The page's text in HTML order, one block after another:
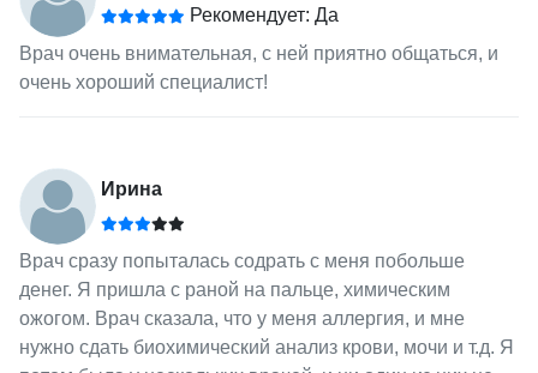
Рекомендует: Да
Врач очень внимательная, с ней приятно общаться, и
очень хороший специалист!
Ирина
Врач сразу попыталась содрать с меня побольше
денег. Я пришла с раной на пальце, химическим
ожогом. Врач сказала, что у меня аллергия, и мне
нужно сдать биохимический анализ крови, мочи и т.д. Я